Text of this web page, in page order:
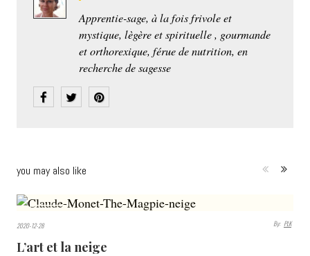
Apprentie-sage, à la fois frivole et
mystique, lègère et spirituelle , gourmande
et orthorexique, férue de nutrition, en
recherche de sagesse
you may also like
VIEWS
2020-12-28 By: PLK
L’art et la neige